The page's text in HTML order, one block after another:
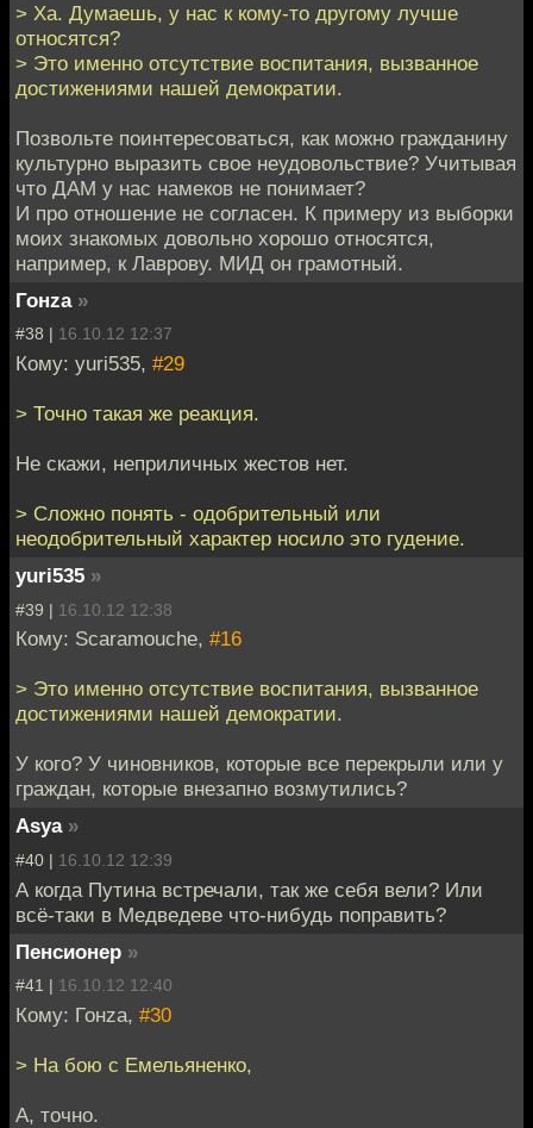
> Ха. Думаешь, у нас к кому-то другому лучше
относятся?
> Это именно отсутствие воспитания, вызванное
достижениями нашей демократии.
Позвольте поинтересоваться, как можно гражданину
культурно выразить свое неудовольствие? Учитывая
что ДАМ у нас намеков не понимает?
И про отношение не согласен. К примеру из выборки
моих знакомых довольно хорошо относятся,
например, к Лаврову. МИД он грамотный.
Гонzа »
#38 | 16.10.12 12:37
Кому: yuri535, #29
> Точно такая же реакция.
Не скажи, неприличных жестов нет.
> Сложно понять - одобрительный или
неодобрительный характер носило это гудение.
yuri535 »
#39 | 16.10.12 12:38
Кому: Scaramouche, #16
> Это именно отсутствие воспитания, вызванное
достижениями нашей демократии.
У кого? У чиновников, которые все перекрыли или у
граждан, которые внезапно возмутились?
Asya »
#40 | 16.10.12 12:39
А когда Путина встречали, так же себя вели? Или
всё-таки в Медведеве что-нибудь поправить?
Пенсионер »
#41 | 16.10.12 12:40
Кому: Гонzа, #30
> На бою с Емельяненко,
А, точно.